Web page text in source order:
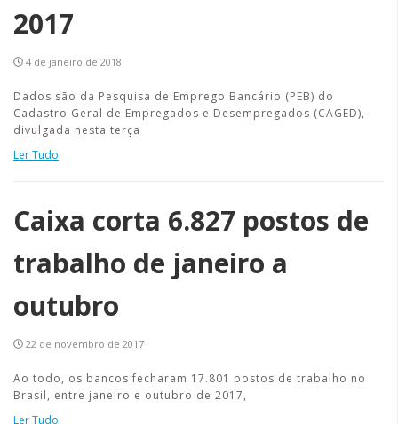
2017
4 de janeiro de 2018
Dados são da Pesquisa de Emprego Bancário (PEB) do
Cadastro Geral de Empregados e Desempregados (CAGED),
divulgada nesta terça
Ler Tudo
Caixa corta 6.827 postos de
trabalho de janeiro a
outubro
22 de novembro de 2017
Ao todo, os bancos fecharam 17.801 postos de trabalho no
Brasil, entre janeiro e outubro de 2017,
Ler Tudo